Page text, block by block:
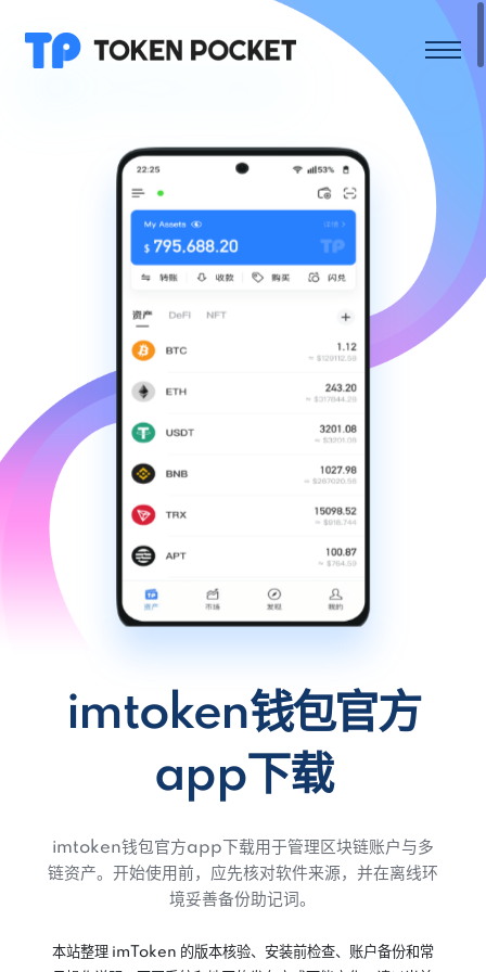
imtoken钱包官方
app下载
imtoken钱包官方app下载用于管理区块链账户与多
链资产。开始使用前，应先核对软件来源，并在离线环
境妥善备份助记词。
本站整理 imToken 的版本核验、安装前检查、账户备份和常